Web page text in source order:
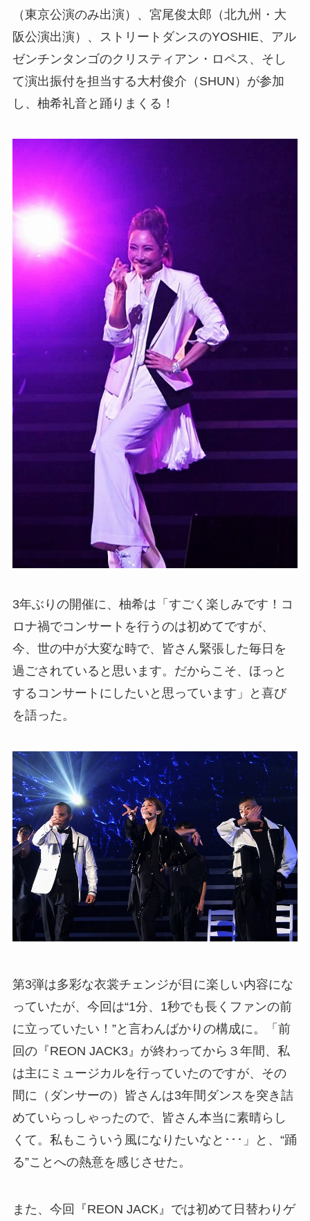
（東京公演のみ出演）、宮尾俊太郎（北九州・大
阪公演出演）、ストリートダンスのYOSHIE、アル
ゼンチンタンゴのクリスティアン・ロペス、そし
て演出振付を担当する大村俊介（SHUN）が参加
し、柚希礼音と踊りまくる！
3年ぶりの開催に、柚希は「すごく楽しみです！コ
ロナ禍でコンサートを行うのは初めてですが、
今、世の中が大変な時で、皆さん緊張した毎日を
過ごされていると思います。だからこそ、ほっと
するコンサートにしたいと思っています」と喜び
を語った。
第3弾は多彩な衣裳チェンジが目に楽しい内容にな
っていたが、今回は“1分、1秒でも長くファンの前
に立っていたい！”と言わんばかりの構成に。「前
回の『REON JACK3』が終わってから３年間、私
は主にミュージカルを行っていたのですが、その
間に（ダンサーの）皆さんは3年間ダンスを突き詰
めていらっしゃったので、皆さん本当に素晴らし
くて。私もこういう風になりたいなと･･･」と、“踊
る”ことへの熱意を感じさせた。
また、今回『REON JACK』では初めて日替わりゲ